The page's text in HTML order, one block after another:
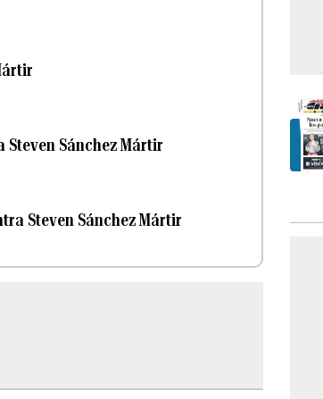
Sánchez Mártir
Steven Sánchez Mártir